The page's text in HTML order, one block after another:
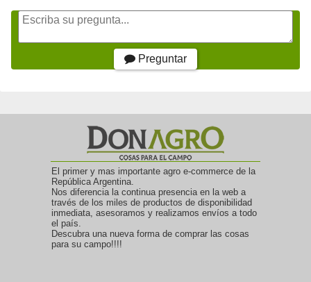
Preguntar
El primer y mas importante agro e-commerce de la
República Argentina.
Nos diferencia la continua presencia en la web a
través de los miles de productos de disponibilidad
inmediata, asesoramos y realizamos envíos a todo
el país.
Descubra una nueva forma de comprar las cosas
para su campo!!!!